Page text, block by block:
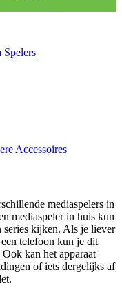
Accessoires
mediaspelers in
mediaspeler in huis kun
series kijken. Als je liever
telefoon kun je dit
kan het apparaat
of iets dergelijks af